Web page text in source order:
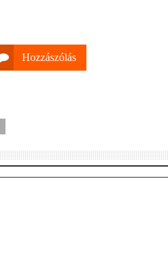
Hozzászólás